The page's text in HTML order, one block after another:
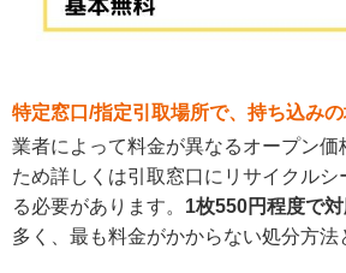
特定窓口/指定引取場所で、持ち込み
業者によって料金が異なるオープン価
ため詳しくは引取窓口にリサイクルシ
る必要があります。 1枚550円程度で
多く、最も料金がかからない処分方法